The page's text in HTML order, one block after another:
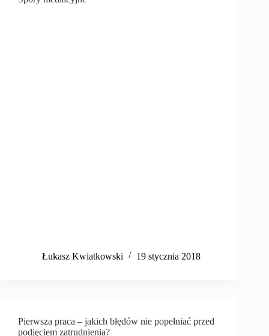
​Łukasz Kwiatkowski 19 stycznia 2018
Pierwsza praca – jakich błędów nie popełniać przed
podjęciem zatrudnienia?